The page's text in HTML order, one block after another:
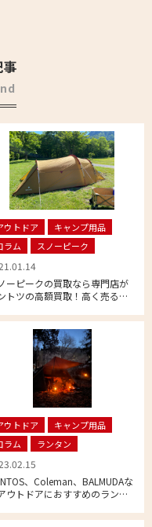
ウトドア
キャンプ用品
ラム
スノーピーク
ーピークの買取なら専門店が
トツの高額買取！高く売るコ
ウトドア
キャンプ用品
ラム
ランタン
、Coleman、BALMUDAな
ウトドアにおすすめのランタ